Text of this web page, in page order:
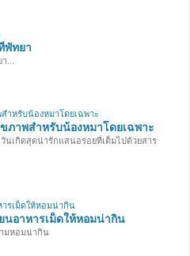
พัทยา
...
ขภาพสำหรับน้องหมาโดยเฉพาะ
นเกิดสุดน่ารักแสนอร่อยที่เต็มไปด้วยสาร
นอาหารเม็ดให้หอมน่ากิน
ามหอมน่ากิน